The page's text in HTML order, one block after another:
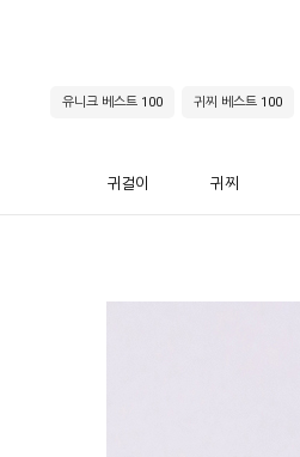
유니크 베스트 100 귀찌 베스트 100
귀걸이 귀찌